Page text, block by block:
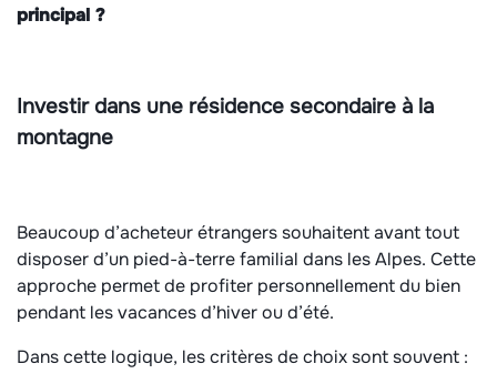
principal ?
Investir dans une résidence secondaire à la
montagne
Beaucoup d’acheteur étrangers souhaitent avant tout
disposer d’un pied-à-terre familial dans les Alpes. Cette
approche permet de profiter personnellement du bien
pendant les vacances d’hiver ou d’été.
Dans cette logique, les critères de choix sont souvent :